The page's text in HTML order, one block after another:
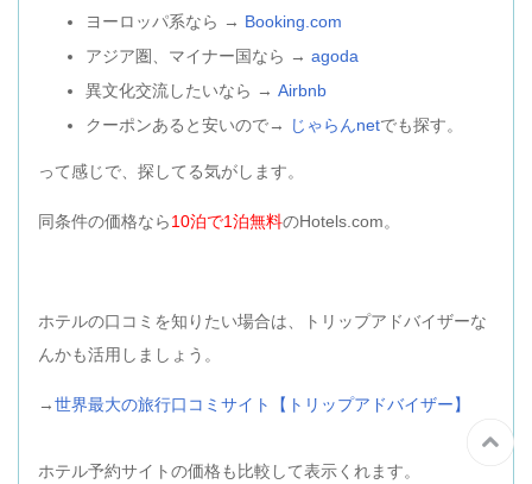
ヨーロッパ系なら → Booking.com
アジア圏、マイナー国なら → agoda
異文化交流したいなら → Airbnb
クーポンあると安いので→
じゃらんnetでも探す。
って感じで、探してる気がします。
同条件の価格なら10泊で1泊無料のHotels.com。
ホテルの口コミを知りたい場合は、トリップアドバイザーな
んかも活用しましょう。
→世界最大の旅行口コミサイト【トリップアドバイザー】
ホテル予約サイトの価格も比較して表示くれます。